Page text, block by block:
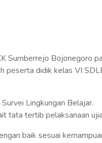
Sumberrejo Bojonegoro
peserta didik kelas VI
Lingkungan Belajar.
tata tertib pelaksanaan
baik sesuai